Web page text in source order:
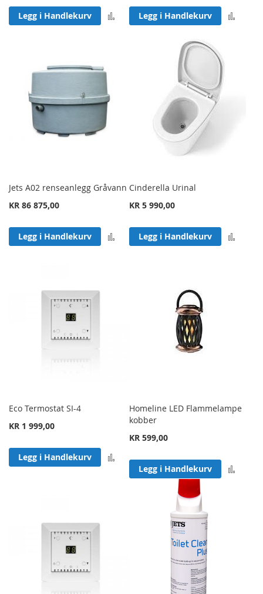
Legg i Handlekurv Legg til sammenligning
Legg i Handlekurv
Jets A02 renseanlegg Gråvann
KR 86 875,00
Legg i Handlekurv Legg til sammenligning
Cinderella Urinal
KR 5 990,00
Legg i Handlekurv
Eco Termostat SI-4
KR 1 999,00
Legg i Handlekurv
Homeline LED Flammelampe
kobber
KR 599,00
Legg i Handlekurv